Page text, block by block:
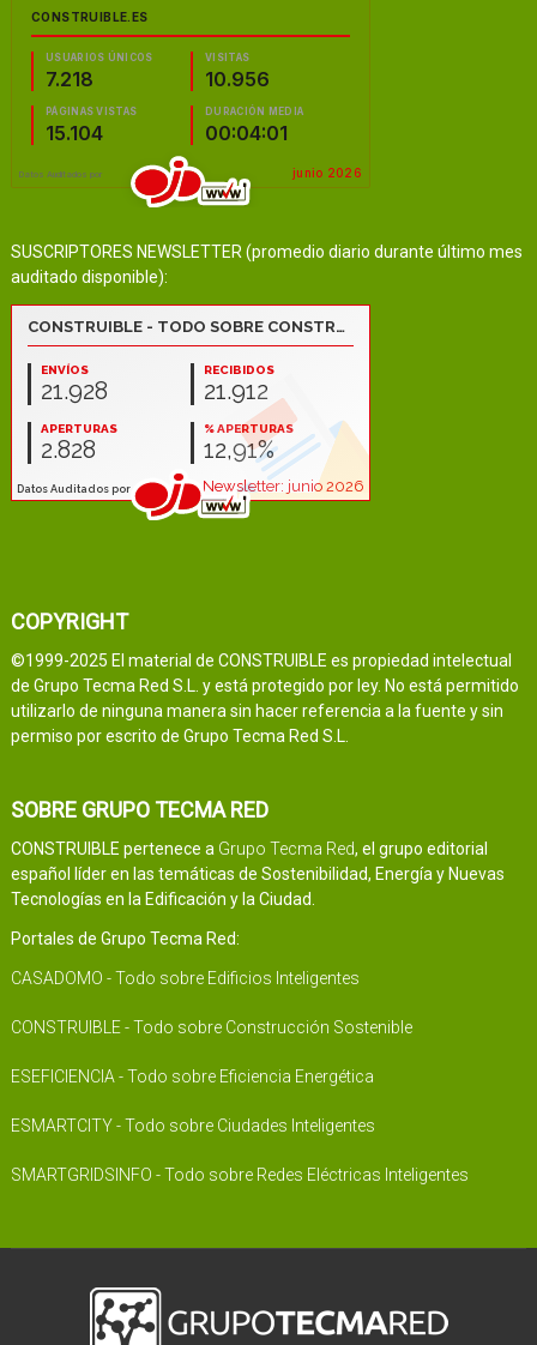
SUSCRIPTORES NEWSLETTER (promedio diario durante último mes
auditado disponible):
COPYRIGHT
©1999-2025 El material de CONSTRUIBLE es propiedad intelectual
de Grupo Tecma Red S.L. y está protegido por ley. No está permitido
utilizarlo de ninguna manera sin hacer referencia a la fuente y sin
permiso por escrito de Grupo Tecma Red S.L.
SOBRE GRUPO TECMA RED
CONSTRUIBLE pertenece a Grupo Tecma Red, el grupo editorial
español líder en las temáticas de Sostenibilidad, Energía y Nuevas
Tecnologías en la Edificación y la Ciudad.
Portales de Grupo Tecma Red:
CASADOMO - Todo sobre Edificios Inteligentes
CONSTRUIBLE - Todo sobre Construcción Sostenible
ESEFICIENCIA - Todo sobre Eficiencia Energética
ESMARTCITY - Todo sobre Ciudades Inteligentes
SMARTGRIDSINFO - Todo sobre Redes Eléctricas Inteligentes